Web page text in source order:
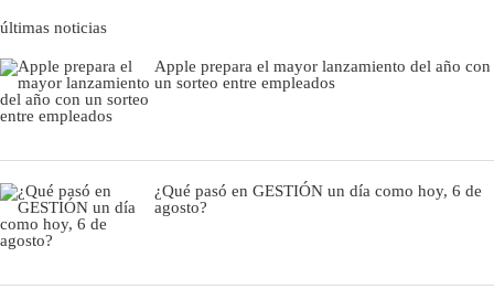
últimas noticias
Apple prepara el mayor lanzamiento del año con
un sorteo entre empleados
¿Qué pasó en GESTIÓN un día como hoy, 6 de
agosto?